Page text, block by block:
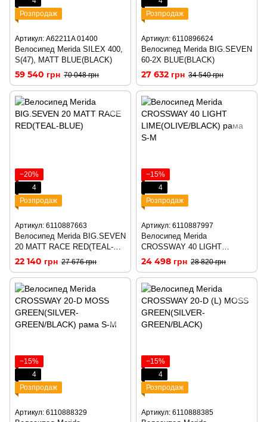
Розпродаж
Артикул: A62211A 01400
Велосипед Merida SILEX 400,
S(47), MATT BLUE(BLACK)
59 540 грн 70 048 грн
Розпродаж
Артикул: 6110896624
Велосипед Merida BIG.SEVEN
60-2X BLUE(BLACK)
27 632 грн 34 540 грн
−20%
4
Розпродаж
Артикул: 6110887663
Велосипед Merida BIG.SEVEN
20 MATT RACE RED(TEAL-
BLUE)
22 140 грн 27 676 грн
−15%
4
Розпродаж
Артикул: 6110887997
Велосипед Merida
CROSSWAY 40 LIGHT
LIME(OLIVE/BLACK) рама S-
24 498 грн 28 820 грн
−15%
4
Розпродаж
Артикул: 6110888329
−15%
4
Розпродаж
Артикул: 6110888385